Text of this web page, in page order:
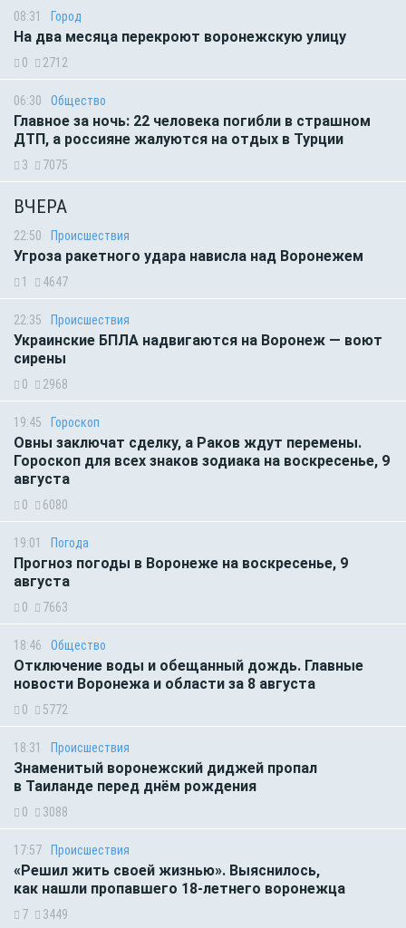
08:31 Город
На два месяца перекроют воронежскую улицу
0 2712
06:30 Общество
Главное за ночь: 22 человека погибли в страшном
ДТП, а россияне жалуются на отдых в Турции
3 7075
ВЧЕРА
22:50 Происшествия
Угроза ракетного удара нависла над Воронежем
1 4647
22:35 Происшествия
Украинские БПЛА надвигаются на Воронеж — воют
сирены
0 2968
19:45 Гороскоп
Овны заключат сделку, а Раков ждут перемены.
Гороскоп для всех знаков зодиака на воскресенье, 9
августа
0 6080
19:01 Погода
Прогноз погоды в Воронеже на воскресенье, 9
августа
0 7663
18:46 Общество
Отключение воды и обещанный дождь. Главные
новости Воронежа и области за 8 августа
0 5772
18:31 Происшествия
Знаменитый воронежский диджей пропал
в Таиланде перед днём рождения
0 3088
17:57 Происшествия
«Решил жить своей жизнью». Выяснилось,
как нашли пропавшего 18-летнего воронежца
7 3449